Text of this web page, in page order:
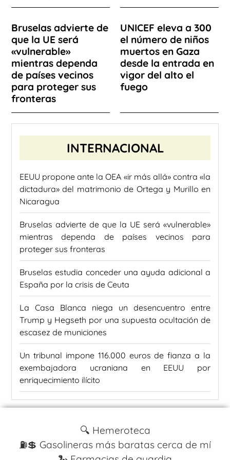
Bruselas advierte de
que la UE será
«vulnerable»
mientras dependa
de países vecinos
para proteger sus
fronteras
UNICEF eleva a 300
el número de niños
muertos en Gaza
desde la entrada en
vigor del alto el
fuego
INTERNACIONAL
EEUU propone ante la OEA «ir más allá» contra «la
dictadura» del matrimonio de Ortega y Murillo en
Nicaragua
Bruselas advierte de que la UE será «vulnerable»
mientras dependa de países vecinos para
proteger sus fronteras
Bruselas estudia conceder una ayuda adicional a
España por la crisis de Ceuta
La Casa Blanca niega un desencuentro entre
Trump y Hegseth por una supuesta ocultación de
escasez de municiones
Un tribunal impone 116.000 euros de fianza a la
exembajadora ucraniana en EEUU por
enriquecimiento ilícito
🔍 Hemeroteca
⛽️💲 Gasolineras más baratas cerca de mí